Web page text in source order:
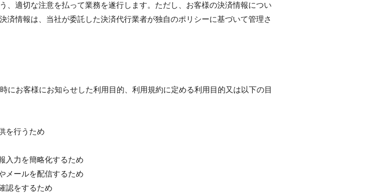
、適切な注意を払って業務を遂行します。ただし、お客様の決済情報につい
済情報は、当社が委託した決済代行業者が独自のポリシーに基づいて管理さ
にお客様にお知らせした利用目的、利用規約に定める利用目的又は以下の目
を行うため
入力を簡略化するため
メールを配信するため
認をするため